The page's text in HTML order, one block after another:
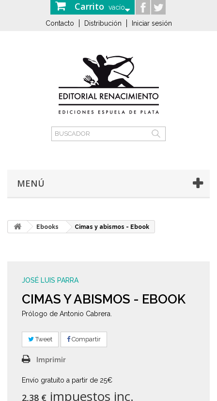
Carrito vacío
Contacto Distribución Iniciar sesión
MENÚ
Ebooks Cimas y abismos - Ebook
JOSÉ LUIS PARRA
CIMAS Y ABISMOS - EBOOK
Prólogo de Antonio Cabrera.
Tweet Compartir
Imprimir
Envío gratuito a partir de 25€
2,38 € impuestos inc.